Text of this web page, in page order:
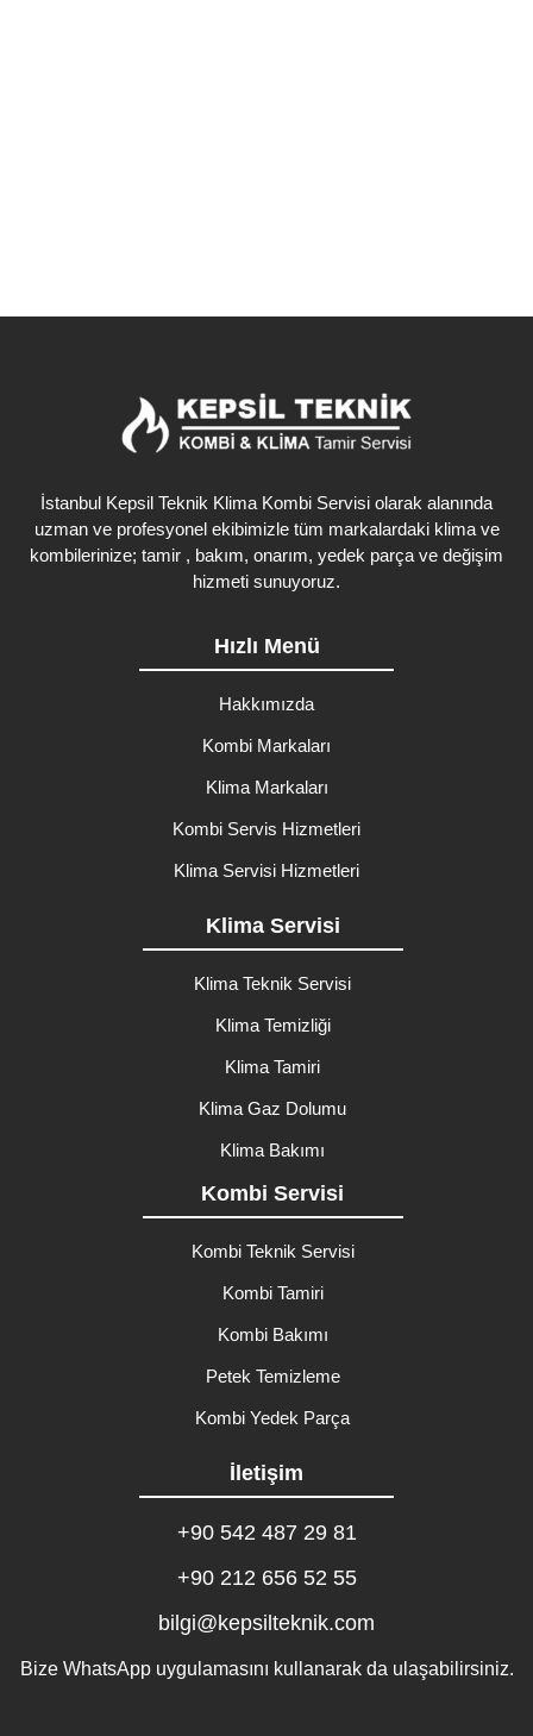
İstanbul Kepsil Teknik Klima Kombi Servisi olarak alanında
uzman ve profesyonel ekibimizle tüm markalardaki klima ve
kombilerinize; tamir , bakım, onarım, yedek parça ve değişim
hizmeti sunuyoruz.
Hızlı Menü
Hakkımızda
Kombi Markaları
Klima Markaları
Kombi Servis Hizmetleri
Klima Servisi Hizmetleri
Klima Servisi
Klima Teknik Servisi
Klima Temizliği
Klima Tamiri
Klima Gaz Dolumu
Klima Bakımı
Kombi Servisi
Kombi Teknik Servisi
Kombi Tamiri
Kombi Bakımı
Petek Temizleme
Kombi Yedek Parça
İletişim
+90 542 487 29 81
+90 212 656 52 55
bilgi@kepsilteknik.com
Bize WhatsApp uygulamasını kullanarak da ulaşabilirsiniz.